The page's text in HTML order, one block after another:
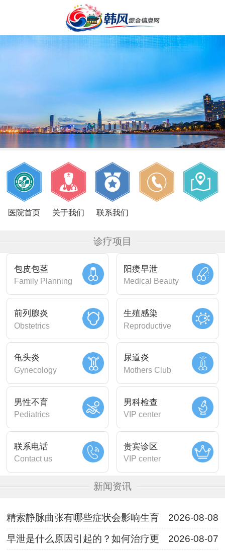
医院首页 关于我们 联系我们
诊疗项目
包皮包茎
Family Planning
阳痿早泄
Medical Beauty
前列腺炎
Obstetrics
生殖感染
Reproductive
龟头炎
Gynecology
尿道炎
Mothers Club
男性不育
Pediatrics
男科检查
VIP center
联系电话
Contact us
贵宾诊区
VIP center
新闻资讯
精索静脉曲张有哪些症状会影响生育
2026-08-08
早泄是什么原因引起的？如何治疗更
2026-08-07